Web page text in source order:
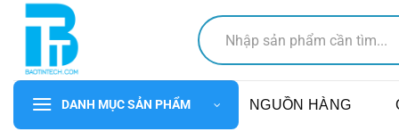
Chuyển
dung
kiếm:
DANH MỤC SẢN PHẨM NGUỒN HÀNG